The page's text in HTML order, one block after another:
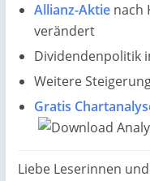
Allianz-Aktie nach
verändert
Dividendenpolitik
Weitere
Gratis
Liebe Leserinnen